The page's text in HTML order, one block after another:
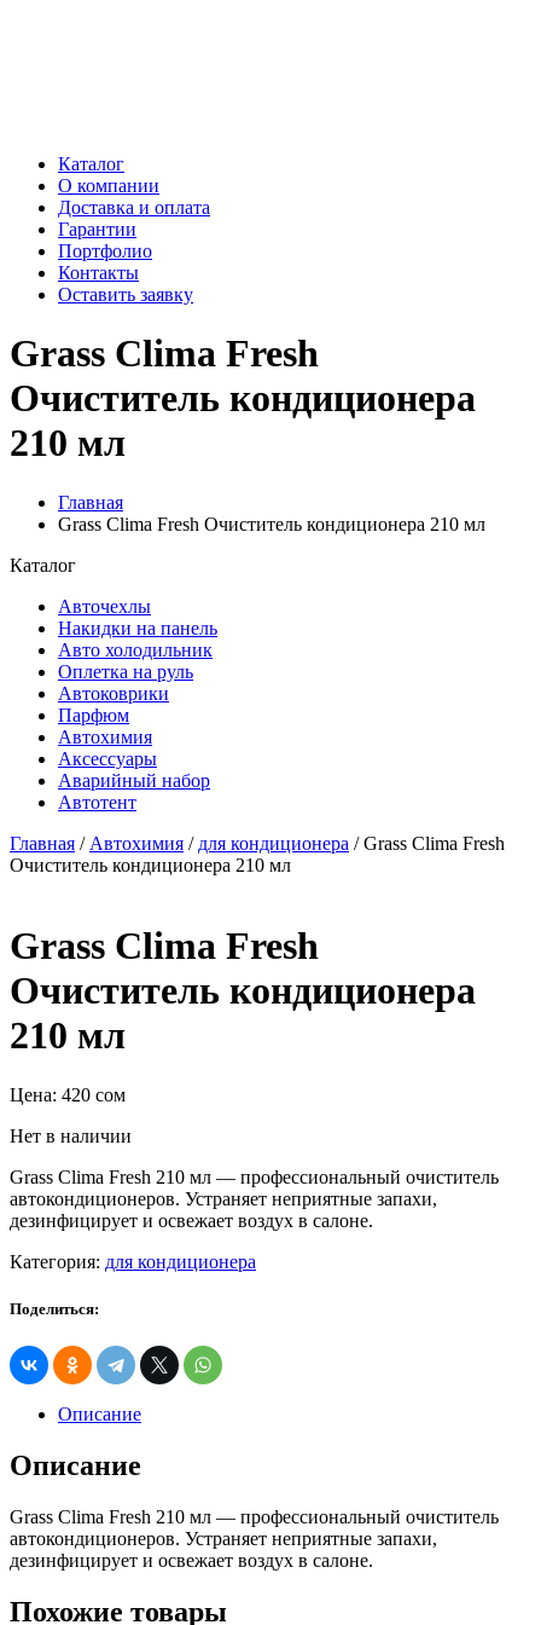
Каталог
О компании
Доставка и оплата
Гарантии
Портфолио
Контакты
Оставить заявку
Grass Clima Fresh
Очиститель кондиционера
210 мл
Главная
Grass Clima Fresh Очиститель кондиционера 210 мл
Каталог
Авточехлы
Накидки на панель
Авто холодильник
Оплетка на руль
Автоковрики
Парфюм
Автохимия
Аксессуары
Аварийный набор
Автотент
Главная / Автохимия / для кондиционера / Grass Clima Fresh
Очиститель кондиционера 210 мл
Grass Clima Fresh
Очиститель кондиционера
210 мл
Цена: 420 сом
Нет в наличии
Grass Clima Fresh 210 мл — профессиональный очиститель
автокондиционеров. Устраняет неприятные запахи,
дезинфицирует и освежает воздух в салоне.
Категория: для кондиционера
Поделиться:
Описание
Описание
Grass Clima Fresh 210 мл — профессиональный очиститель
автокондиционеров. Устраняет неприятные запахи,
дезинфицирует и освежает воздух в салоне.
Похожие товары